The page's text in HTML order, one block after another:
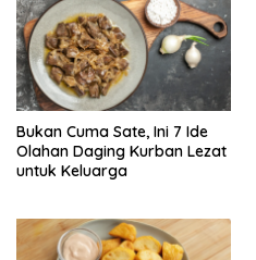
Bukan Cuma Sate, Ini 7 Ide
Olahan Daging Kurban Lezat
untuk Keluarga